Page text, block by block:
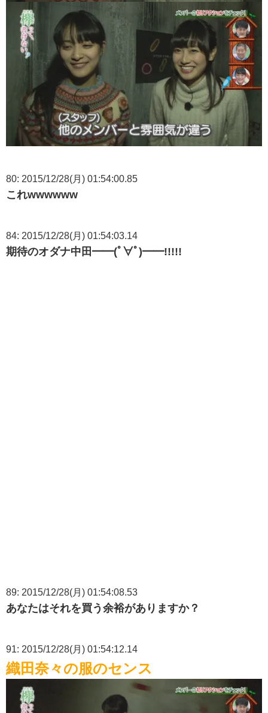
80: 2015/12/28(月) 01:54:00.85
これwwwwww
84: 2015/12/28(月) 01:54:03.14
期待のオダナ中田━━(ﾟ∀ﾟ)━━!!!!!
89: 2015/12/28(月) 01:54:08.53
あなたはそれを買う余裕がありますか？
91: 2015/12/28(月) 01:54:12.14
織田奈々の服のセンス